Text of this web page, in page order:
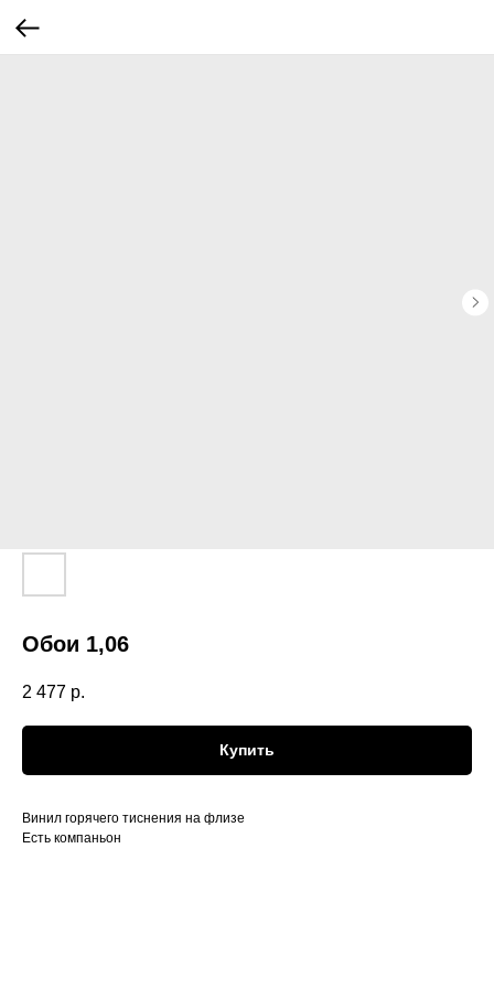
Обои 1,06
2 477 р.
Купить
Винил горячего тиснения на флизе
Есть компаньон